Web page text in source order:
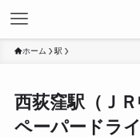
ホーム 駅
西荻窪駅（Ｊ
ペーパードラ